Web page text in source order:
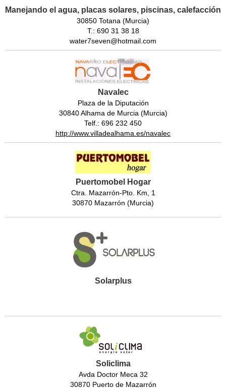
Manejando el agua, placas solares, piscinas, calefacción
30850 Totana (Murcia)
T.: 690 31 38 18
water7seven@hotmail.com
Navalec
Plaza de la Diputación
30840 Alhama de Murcia (Murcia)
Telf.: 696 232 450
http://www.villadealhama.es/navalec
Puertomobel Hogar
Ctra. Mazarrón-Pto. Km, 1
30870 Mazarrón (Murcia)
Solarplus
Soliclima
Avda Doctor Meca 32
30870 Puerto de Mazarrón